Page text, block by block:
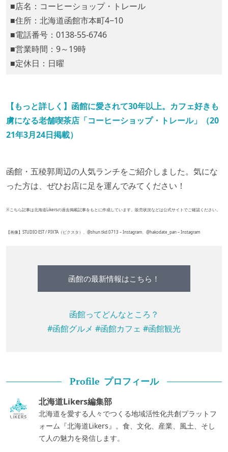
■店名：コーヒーショップ・トレール
■住所：北海道函館市本町4−10
■電話番号：0138-55-6746
■営業時間：9～19時
■定休日：日曜
【もっと詳しく】函館に愛されて30年以上。カフェ好きも
虜になる老舗喫茶店「コーヒーショップ・トレール」（20
21年3月24日掲載）
函館・五稜郭周辺の人気ランチをご紹介しました。気にな
った方は、ぜひお店に足を運んでみてください！
※こちら記事は北海道Likersの過去掲載記事をもとに作成しています。販売状況などは公式サイトでご確認ください。
【画像】STUDIO EST / PIXTA（ピクスタ）、@shun.tkd.0713 – Instagram、@hakodate_pan – Instagram
函館の最新情報はこちら！
函館ってどんなところ？
#函館グルメ #函館カフェ #函館観光
Profile プロフィール
北海道Likers編集部
北海道を愛する人々でつくる地域活性化共創プラットフ
ォーム『北海道Likers』。食、文化、産業、風土、そし
て人の魅力を発信します。